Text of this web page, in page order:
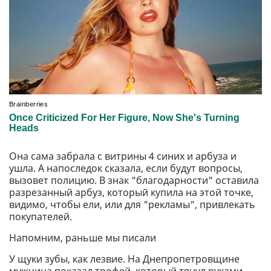
Она сама забрала с витрины 4 синих и арбуза и
ушла. А напоследок сказала, если будут вопросы,
вызовет полицию. В знак "благодарности" оставила
разрезанный арбуз, который купила на этой точке,
видимо, чтобы ели, или для "рекламы", привлекать
покупателей.
Напомним, раньше мы писали
У щуки зубы, как лезвие. На Днепропетровщине